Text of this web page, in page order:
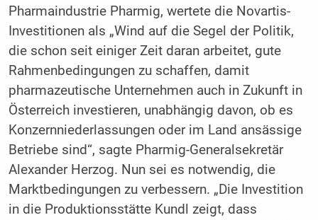
Pharmaindustrie Pharmig, wertete die Novartis-
Investitionen als „Wind auf die Segel der Politik,
die schon seit einiger Zeit daran arbeitet, gute
Rahmenbedingungen zu schaffen, damit
pharmazeutische Unternehmen auch in Zukunft in
Österreich investieren, unabhängig davon, ob es
Konzernniederlassungen oder im Land ansässige
Betriebe sind“, sagte Pharmig-Generalsekretär
Alexander Herzog. Nun sei es notwendig, die
Marktbedingungen zu verbessern. „Die Investition
in die Produktionsstätte Kundl zeigt, dass